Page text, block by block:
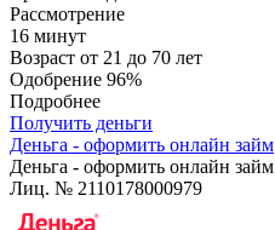
Рассмотрение
16 минут
Возраст от 21 до 70 лет
Одобрение 96%
Подробнее
Получить деньги
Деньга - оформить онлайн займ
Деньга - оформить онлайн займ
Лиц. № 2110178000979